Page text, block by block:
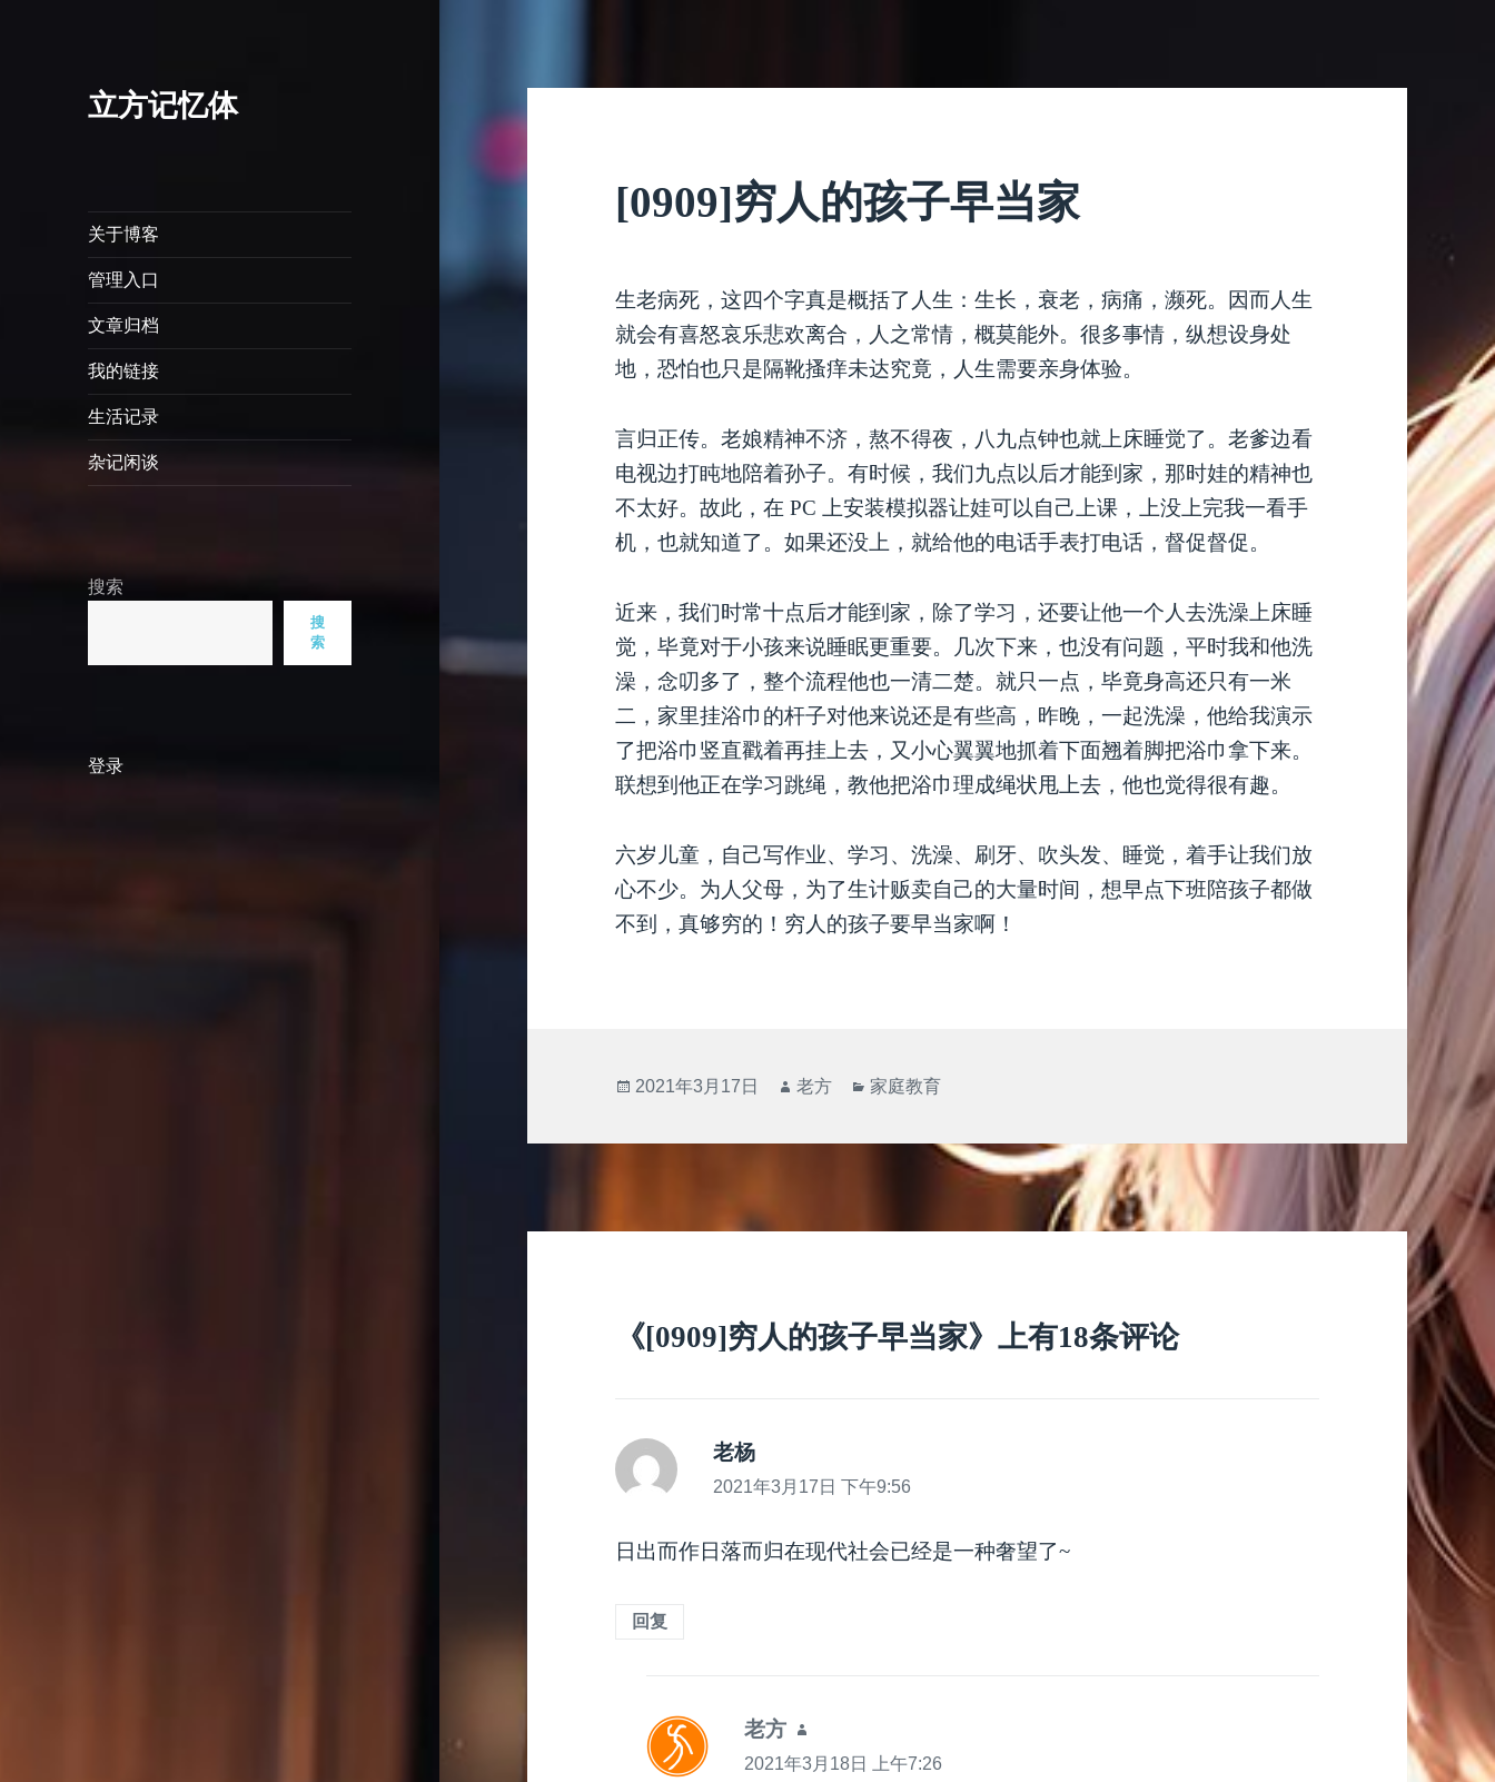
立方记忆体
关于博客
管理入口
文章归档
我的链接
生活记录
杂记闲谈
搜索
搜
索
登录
[0909]穷人的孩子早当家
生老病死，这四个字真是概括了人生：生长，衰老，病痛，濒死。因而人生
就会有喜怒哀乐悲欢离合，人之常情，概莫能外。很多事情，纵想设身处
地，恐怕也只是隔靴搔痒未达究竟，人生需要亲身体验。
言归正传。老娘精神不济，熬不得夜，八九点钟也就上床睡觉了。老爹边看
电视边打盹地陪着孙子。有时候，我们九点以后才能到家，那时娃的精神也
不太好。故此，在 PC 上安装模拟器让娃可以自己上课，上没上完我一看手
机，也就知道了。如果还没上，就给他的电话手表打电话，督促督促。
近来，我们时常十点后才能到家，除了学习，还要让他一个人去洗澡上床睡
觉，毕竟对于小孩来说睡眠更重要。几次下来，也没有问题，平时我和他洗
澡，念叨多了，整个流程他也一清二楚。就只一点，毕竟身高还只有一米
二，家里挂浴巾的杆子对他来说还是有些高，昨晚，一起洗澡，他给我演示
了把浴巾竖直戳着再挂上去，又小心翼翼地抓着下面翘着脚把浴巾拿下来。
联想到他正在学习跳绳，教他把浴巾理成绳状甩上去，他也觉得很有趣。
六岁儿童，自己写作业、学习、洗澡、刷牙、吹头发、睡觉，着手让我们放
心不少。为人父母，为了生计贩卖自己的大量时间，想早点下班陪孩子都做
不到，真够穷的！穷人的孩子要早当家啊！
发
2021年3月17日
作
老方
分
家庭教育
《[0909]穷人的孩子早当家》上有18条评论
老杨
道：
2021年3月17日 下午9:56
日出而作日落而归在现代社会已经是一种奢望了~
回复
老方
说
道：
2021年3月18日 上午7:26